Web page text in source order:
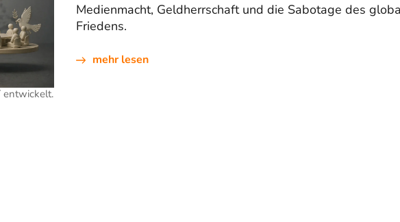
entwickelt.
Medienmacht, Geldherrschaft und die Sabotage des
Friedens.
mehr lesen